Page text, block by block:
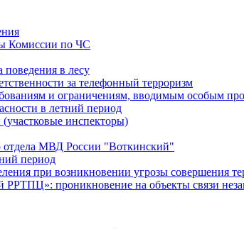
Комиссии по ЧС
в лесу
за телефонный терроризм
и ограничениям, вводимым особым
в летний период
инспекторы)
МВД России "Воткинский"
период
при возникновении угрозы совершения
проникновение на объекты связи